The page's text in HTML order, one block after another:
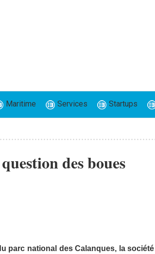
Maritime Services Startups
des boues
parc national des Calanques, la société